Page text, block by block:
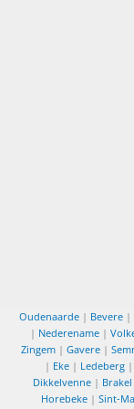
Oudenaarde | Bevere |
| Nederename|
Zingem| Gavere|
| Eke| Ledeberg|
Dikkelvenne | Brakel
Horebeke| Sint-